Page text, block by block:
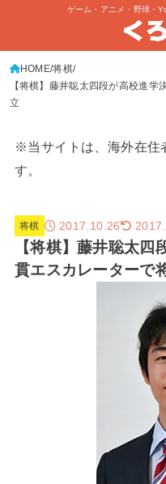
ゲーム・アニメ・野球・
HOME 将棋
【将棋】藤井聡太四段が高校進
立
※当サイトは、海外在住
す。
将棋 2017.10.26
【将棋】藤井聡太
貫エスカレーターで